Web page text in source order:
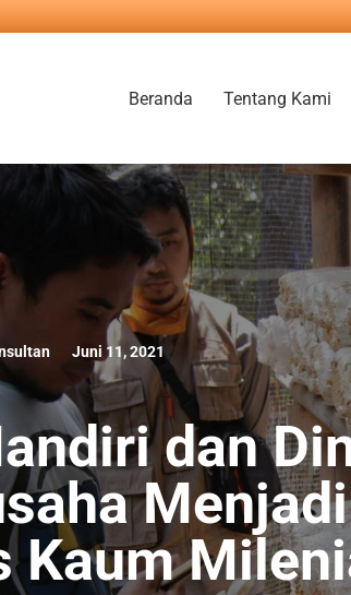
Beranda Tentang Kami
Juni 11, 2021
dan
Kaum